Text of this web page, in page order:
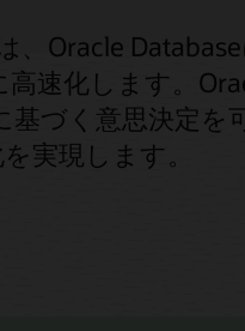
、Oracle
速化します。
づく意思決定を
実現します。